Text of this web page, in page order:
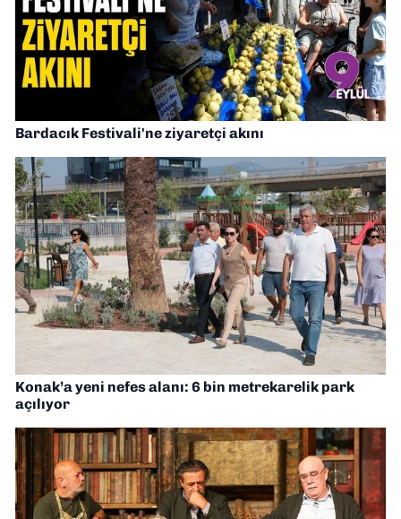
Bardacık Festivali'ne ziyaretçi akını
Konak’a yeni nefes alanı: 6 bin metrekarelik park
açılıyor